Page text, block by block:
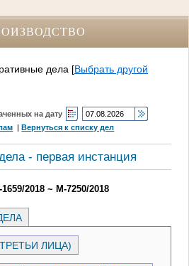
дела [Выбрать другой
на дату
|Вернуться к списку дел
- первая инстанция
2018 ~ М-7250/2018
ЛИЦА)